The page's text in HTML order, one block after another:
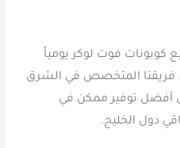
فوت لوكر يومياً
فعاليتها بنسبة 100٪. فريقنا المتخصص في الشرق
أفضل توفير ممكن في
دول الخليج.